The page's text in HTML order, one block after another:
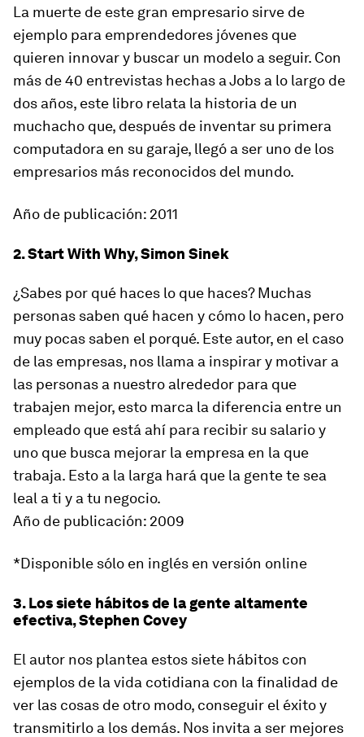
La muerte de este gran empresario sirve de
ejemplo para emprendedores jóvenes que
quieren innovar y buscar un modelo a seguir. Con
más de 40 entrevistas hechas a Jobs a lo largo de
dos años, este libro relata la historia de un
muchacho que, después de inventar su primera
computadora en su garaje, llegó a ser uno de los
empresarios más reconocidos del mundo.
Año de publicación: 2011
2. Start With Why, Simon Sinek
¿Sabes por qué haces lo que haces? Muchas
personas saben qué hacen y cómo lo hacen, pero
muy pocas saben el porqué. Este autor, en el caso
de las empresas, nos llama a inspirar y motivar a
las personas a nuestro alrededor para que
trabajen mejor, esto marca la diferencia entre un
empleado que está ahí para recibir su salario y
uno que busca mejorar la empresa en la que
trabaja. Esto a la larga hará que la gente te sea
leal a ti y a tu negocio.
Año de publicación: 2009
*Disponible sólo en inglés en versión online
3. Los siete hábitos de la gente altamente
efectiva, Stephen Covey
El autor nos plantea estos siete hábitos con
ejemplos de la vida cotidiana con la finalidad de
ver las cosas de otro modo, conseguir el éxito y
transmitirlo a los demás. Nos invita a ser mejores